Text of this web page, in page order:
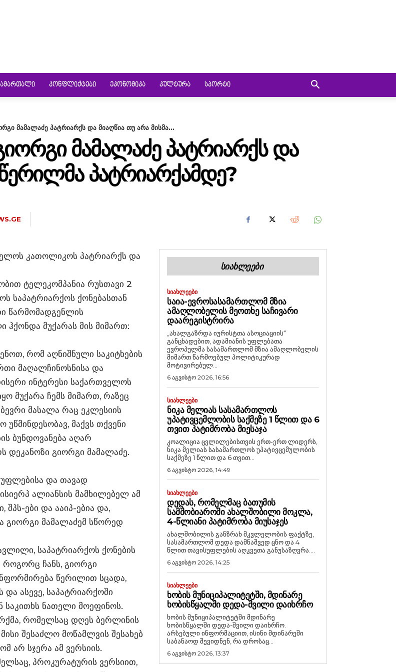
ᲙᲝᲜᲤᲚᲘᲥᲢᲔᲑᲘ ᲔᲙᲝᲜᲝᲛᲘᲙᲐ ᲙᲣᲚᲢᲣᲠᲐ ᲡᲞᲝᲠᲢᲘ
მამალაძე პატრიარქს და მიაღწია თუ არა მისმა...
ᲛᲐᲛᲐᲚᲐᲫᲔ ᲞᲐᲢᲠᲘᲐᲠᲥᲡ ᲓᲐ
ᲞᲐᲢᲠᲘᲐᲠᲥᲐᲛᲓᲔ?
კათოლიკოს პატრიარქს და
ტელეკომპანია რუსთავი 2
საპატრიარქოს ქონებასთან
წარმომადგენლის
ჰქონდა მუქარას მის მიმართ:
რომ აღნიშნული საკიტხების
მაღალჩინოსნისა და
ინტერესი საქართველოს
მუქარა ჩემს მიმართ, რაზეც
მასალა რაც ეკლესიის
მაქვს თქვენი
ბუნდოვანება აღარ
დეკანოზი გიორგი მამალაძე.
და თავად
ალიანსის მამხილებელ ამ
ები და ააიპ-ებია და,
გიორგი მამალაძემ სწორედ
საპატრიარქოს ქონების
როგორც ჩანს, გიორგი
წერილით სცადა,
ასევე, საპატრიარქოში
საკითხს ნათელი მოეფინოს.
რომელსაც დღეს ბერლინის
შესაძლო მოწამლვის შესახებ
არ სჯერა ამ ვერსიის.
პროკურატურის ვერსიით,
ᲡᲘᲐᲮᲚᲔᲔᲑᲘ
ᲡᲘᲐᲮᲚᲔᲔᲑᲘ
ᲡᲐᲘᲐ-ᲔᲕᲠᲝᲡᲐᲡᲐᲛᲐᲠᲗᲚᲝᲛ ᲛᲖᲘᲐ
ᲐᲛᲐᲦᲚᲝᲑᲔᲚᲘᲡ ᲛᲔᲝᲗᲮᲔ ᲡᲐᲩᲘᲕᲐᲠᲘ
ᲓᲐᲐᲠᲔᲒᲘᲡᲢᲠᲘᲠᲐ
„ახალგაზრდა იურისტთა ასოციაციის“
განცხადებით, ადამიანის უფლებათა
ევროპულმა სასამართლომ მზია ამაღლობელის
მიმართ წარმოებულ პოლიტიკურად
მოტივირებულ...
6 აგვისტო 2026, 16:56
ᲡᲘᲐᲮᲚᲔᲔᲑᲘ
ᲜᲘᲙᲐ ᲛᲔᲚᲘᲐᲡ ᲡᲐᲡᲐᲛᲐᲠᲗᲚᲝᲡ
ᲣᲞᲐᲢᲘᲕᲪᲔᲛᲚᲝᲑᲘᲡ ᲡᲐᲥᲛᲔᲖᲔ 1 ᲬᲚᲘᲗ ᲓᲐ 6
ᲗᲕᲘᲗ ᲞᲐᲢᲘᲛᲠᲝᲑᲐ ᲛᲘᲔᲡᲐᲯᲐ
კოალიცია ცვლილებისთვის ერთ-ერთ ლიდერს,
ნიკა მელიას სასამართლოს უპატივცემულობის
საქმეზე 1 წლით და 6 თვით...
6 აგვისტო 2026, 14:49
ᲡᲘᲐᲮᲚᲔᲔᲑᲘ
ᲓᲔᲓᲐᲡ, ᲠᲝᲛᲔᲚᲛᲐᲪ ᲑᲐᲗᲣᲛᲘᲡ
ᲡᲐᲛᲨᲝᲑᲘᲐᲠᲝᲨᲘ ᲐᲮᲐᲚᲨᲝᲑᲘᲚᲘ ᲛᲝᲙᲚᲐ,
4-ᲬᲚᲘᲐᲜᲘ ᲞᲐᲢᲘᲛᲠᲝᲑᲐ ᲛᲘᲣᲡᲐᲯᲔᲡ
ახალშობილის განზრახ მკვლელობის ფაქტზე,
სასამართლომ დედა დამნაშვედ ცნო და 4
წლით თავისუფლების აღკვეთა განუსაზღვრა....
6 აგვისტო 2026, 14:25
ᲡᲘᲐᲮᲚᲔᲔᲑᲘ
ᲮᲝᲑᲘᲡ ᲛᲣᲜᲘᲪᲘᲞᲐᲚᲘᲢᲔᲢᲨᲘ, ᲛᲓᲘᲜᲐᲠᲔ
ᲮᲝᲑᲘᲡᲬᲧᲐᲚᲨᲘ ᲓᲔᲓᲐ-ᲨᲕᲘᲚᲘ ᲓᲐᲘᲮᲠᲩᲝ
ხობის მუნიციპალიტეტში მდინარე
ხობისწყალში დედა-შვილი დაიხრჩო.
არსებული ინფორმაციით, ისინი მდინარეში
საბანაოდ შევიდნენ, რა დროსაც...
6 აგვისტო 2026, 13:37